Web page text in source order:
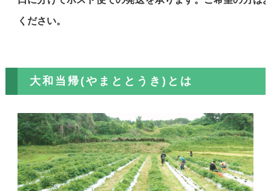
ください。
大和当帰(やまととうき)とは